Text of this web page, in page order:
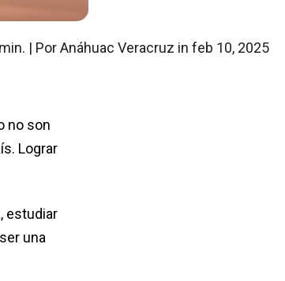
| Por Anáhuac Veracruz in feb 10, 2025
no son
Lograr
estudiar
una